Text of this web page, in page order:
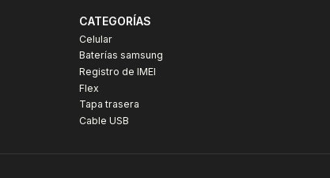
CATEGORÍAS
Celular
Baterías samsung
Registro de IMEI
Flex
Tapa trasera
Cable USB